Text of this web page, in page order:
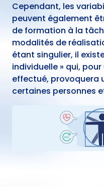
Cependant, les
peuvent également
de formation à la
modalités de
étant singulier, il
individuelle » qui,
effectué, provoquera
certaines personnes